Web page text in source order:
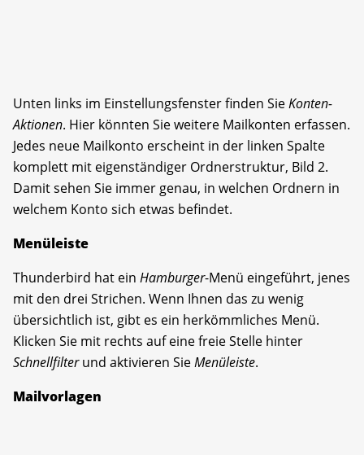
Unten links im Einstellungsfenster finden SieKonten-
Aktionen. Hier könnten Sie weitere Mailkonten erfassen.
Jedes neue Mailkonto erscheint in der linken Spalte
komplett mit eigenständiger Ordnerstruktur, Bild 2.
Damit sehen Sie immer genau, in welchen Ordnern in
welchem Konto sich etwas befindet.
Menüleiste
Thunderbird hat ein Hamburger-Menü eingeführt, jenes
mit den drei Strichen. Wenn Ihnen das zu wenig
übersichtlich ist, gibt es ein herkömmliches Menü.
Klicken Sie mit rechts auf eine freie Stelle hinter
Schnellfilterund aktivieren SieMenüleiste.
Mailvorlagen